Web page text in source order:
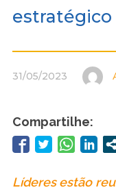
estratégico
31/05/2023
Compartilhe:
Líderes estão